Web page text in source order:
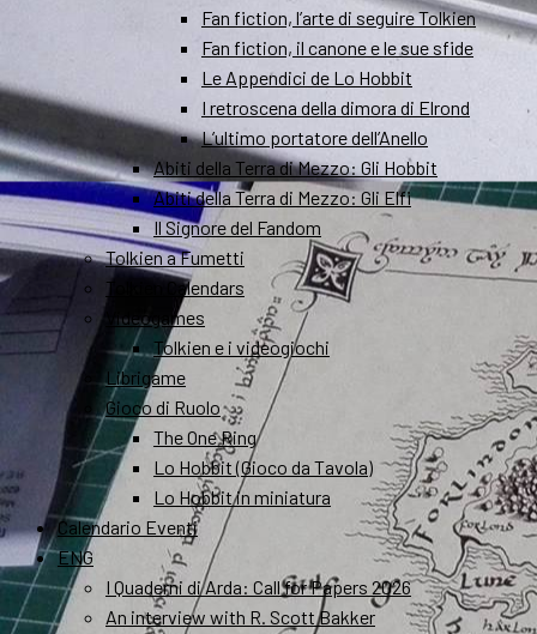
Fan fiction, l’arte di seguire Tolkien
Fan fiction, il canone e le sue sfide
Le Appendici de Lo Hobbit
I retroscena della dimora di Elrond
L’ultimo portatore dell’Anello
Abiti della Terra di Mezzo: Gli Hobbit
Abiti della Terra di Mezzo: Gli Elfi
Il Signore del Fandom
Tolkien a Fumetti
Tolkien Calendars
Videogames
Tolkien e i videogiochi
Librigame
Gioco di Ruolo
The One Ring
Lo Hobbit (Gioco da Tavola)
Lo Hobbit in miniatura
Calendario Eventi
ENG
I Quaderni di Arda: Call for Papers 2026
An interview with R. Scott Bakker